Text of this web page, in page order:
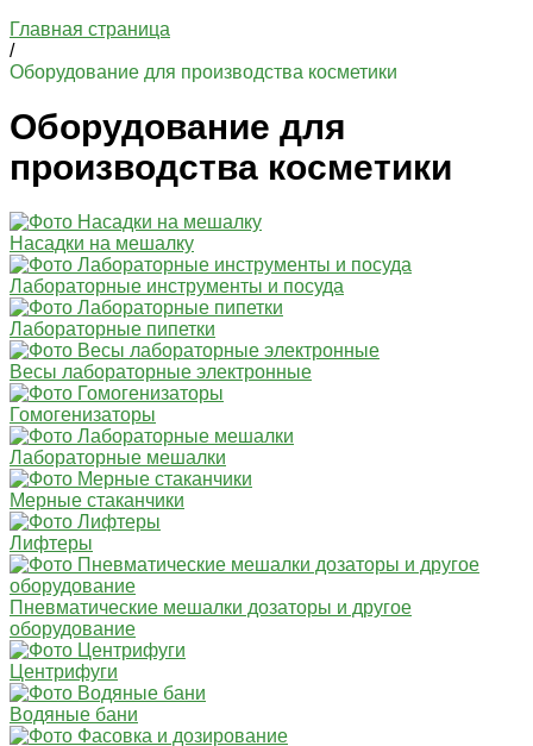
Главная страница
/
Оборудование для производства косметики
Оборудование для
производства косметики
Насадки на мешалку
Лабораторные инструменты и посуда
Лабораторные пипетки
Весы лабораторные электронные
Гомогенизаторы
Лабораторные мешалки
Мерные стаканчики
Лифтеры
Пневматические мешалки дозаторы и другое
оборудование
Центрифуги
Водяные бани